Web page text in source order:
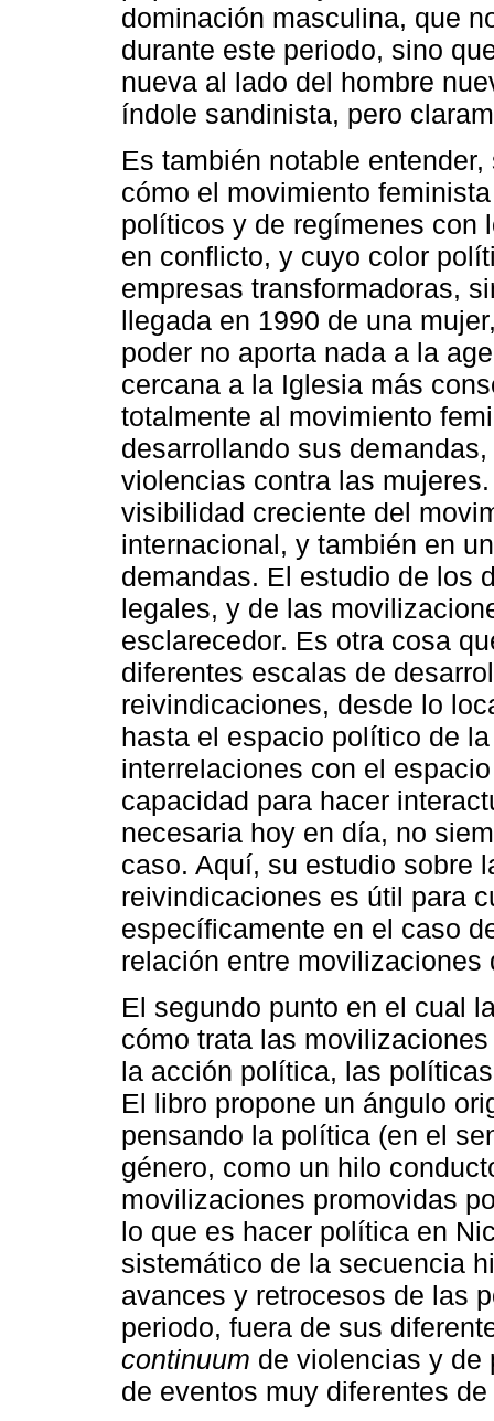
dominación masculina, que
durante este periodo, sino
nueva al lado del hombre
índole sandinista, pero
Es también notable
cómo el movimiento
políticos y de regímenes con
en conflicto, y cuyo color
empresas transformadoras,
llegada en 1990 de una
poder no aporta nada a la
cercana a la Iglesia más
totalmente al movimiento
desarrollando sus
violencias contra las
visibilidad creciente del
internacional, y también en
demandas. El estudio de los
legales, y de las
esclarecedor. Es otra cosa
diferentes escalas de
reivindicaciones, desde lo
hasta el espacio político de
interrelaciones con el
capacidad para hacer
necesaria hoy en día, no
caso. Aquí, su estudio sobre
reivindicaciones es útil para
específicamente en el caso
relación entre
El segundo punto en el cual
cómo trata las
la acción política, las
El libro propone un ángulo
pensando la política (en el
género, como un hilo
movilizaciones promovidas
lo que es hacer política en
sistemático de la secuencia
avances y retrocesos de las
periodo, fuera de sus
continuum de violencias y de
de eventos muy diferentes